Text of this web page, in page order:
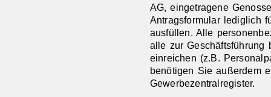
AG, eingetragene
Antragsformular lediglich
ausfüllen. Alle
alle zur Geschäftsführung
einreichen (z.B.
benötigen Sie außerdem
Gewerbezentralregister.